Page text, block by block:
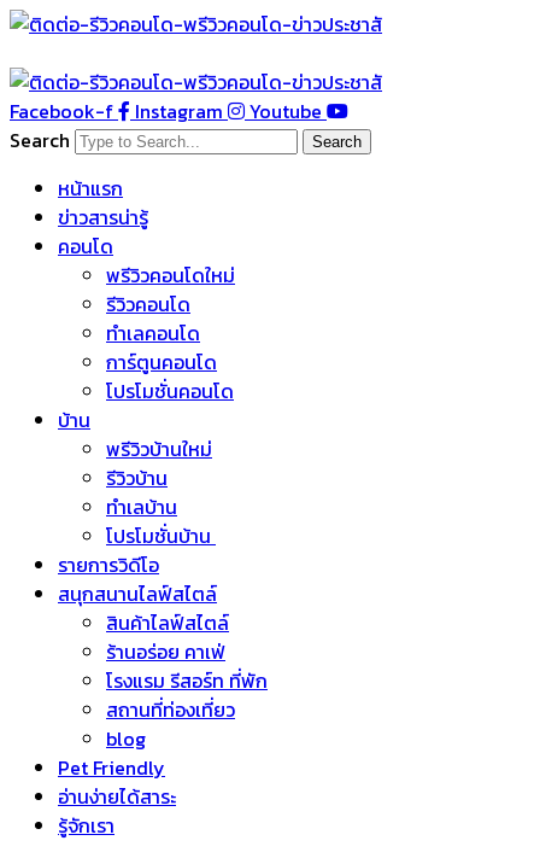
Skip
content
Facebook-f
Instagram
Youtube
Search
Search
หน้าแรก
ข่าวสารน่ารู้
คอนโด
พรีวิวคอนโดใหม่
รีวิวคอนโด
ทำเลคอนโด
การ์ตูนคอนโด
โปรโมชั่นคอนโด
บ้าน
พรีวิวบ้านใหม่
รีวิวบ้าน
ทำเลบ้าน
โปรโมชั่นบ้าน
รายการวิดีโอ
สนุกสนานไลฟ์สไตล์
สินค้าไลฟ์สไตล์
ร้านอร่อย คาเฟ่
โรงแรม รีสอร์ท ที่พัก
สถานที่ท่องเที่ยว
blog
Pet Friendly
อ่านง่ายได้สาระ
รู้จักเรา